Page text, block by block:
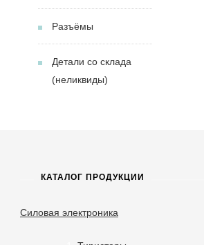
Разъёмы
Детали со склада
(неликвиды)
КАТАЛОГ ПРОДУКЦИИ
Силовая электроника